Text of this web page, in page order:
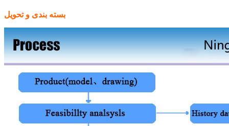
بسته بندی و تحویل